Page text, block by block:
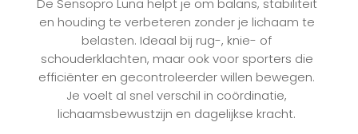
De Sensopro Luna helpt je om balans, stabiliteit
en houding te verbeteren zonder je lichaam te
belasten. Ideaal bij rug-, knie- of
schouderklachten, maar ook voor sporters die
efficiënter en gecontroleerder willen bewegen.
Je voelt al snel verschil in coördinatie,
lichaamsbewustzijn en dagelijkse kracht.